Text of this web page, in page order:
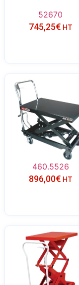
52670
745,25€ HT
460.5526
896,00€ HT